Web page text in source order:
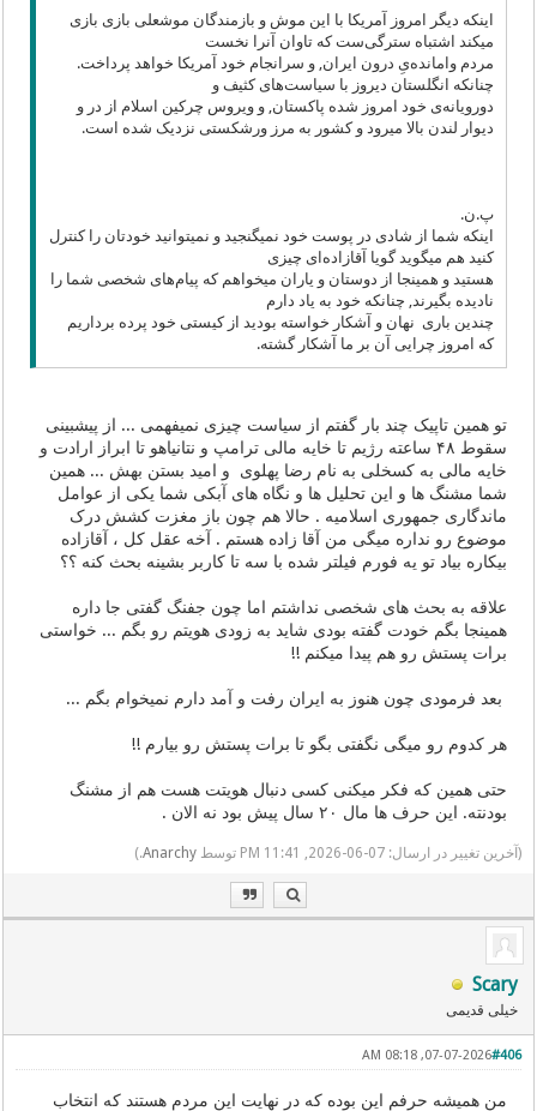
اینکه دیگر امروز آمریکا با این موش و بازمندگان موشعلی بازی بازی
میکند اشتباه سترگی‌ست که تاوان آنرا نخست
مردم وامانده‌یِ درون ایران, و سرانجام خود آمریکا خواهد پرداخت.
چنانکه انگلستان دیروز با سیاست‌های کثیف و
دورویانه‌ی خود امروز شده پاکستان, و ویروس چرکین اسلام از در و
دیوار لندن بالا میرود و کشور به مرز ورشکستی نزدیک شده است.
پ.ن.
اینکه شما از شادی در پوست خود نمیگنجید و نمیتوانید خودتان را کنترل
کنید هم میگوید گویا آقازاده‌ای چیزی
هستید و همینجا از دوستان و یاران میخواهم که پیام‌های شخصی شما را
نادیده بگیرند, چنانکه خود به یاد دارم
چندین باری نهان و آشکار خواسته بودید از کیستی خود پرده برداریم
که امروز چرایی آن بر ما آشکار گشته.
تو همین تاپیک چند بار گفتم از سیاست چیزی نمیفهمی ... از پیشبینی
سقوط ۴۸ ساعته رژیم تا خایه مالی ترامپ و نتانیاهو تا ابراز ارادت و
خایه مالی به کسخلی به نام رضا پهلوی و امید بستن بهش ... همین
شما مشنگ ها و این تحلیل ها و نگاه های آبکی شما یکی از عوامل
ماندگاری جمهوری اسلامیه . حالا هم چون باز مغزت کشش درک
موضوع رو نداره میگی من آقا زاده هستم . آخه عقل کل ، آقازاده
بیکاره بیاد تو یه فورم فیلتر شده با سه تا کاربر بشینه بحث کنه ؟؟
علاقه به بحث های شخصی نداشتم اما چون جفنگ گفتی جا داره
همینجا بگم خودت گفته بودی شاید به زودی هویتم رو بگم ... خواستی
برات پستش رو هم پیدا میکنم !!
بعد فرمودی چون هنوز به ایران رفت و آمد دارم نمیخوام بگم ...
هر کدوم رو میگی نگفتی بگو تا برات پستش رو بیارم !!
حتی همین که فکر میکنی کسی دنبال هویتت هست هم از مشنگ
بودنته. این حرف ها مال ۲۰ سال پیش بود نه الان .
(آخرین تغییر در ارسال: 07-06-2026, 11:41 PM توسط Anarchy
.)
Scary
خیلی قدیمی
#406
07-07-2026, 08:18 AM
من همیشه حرفم این بوده که در نهایت این مردم هستند که انتخاب